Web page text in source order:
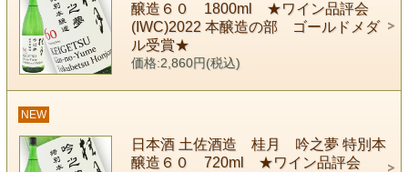
醸造６０ 1800ml ★ワイン品評会
(IWC)2022 本醸造の部 ゴールドメダ
ル受賞★
価格:2,860円(税込)
NEW
日本酒 土佐酒造 桂月 吟之夢 特別本
醸造６０ 720ml ★ワイン品評会